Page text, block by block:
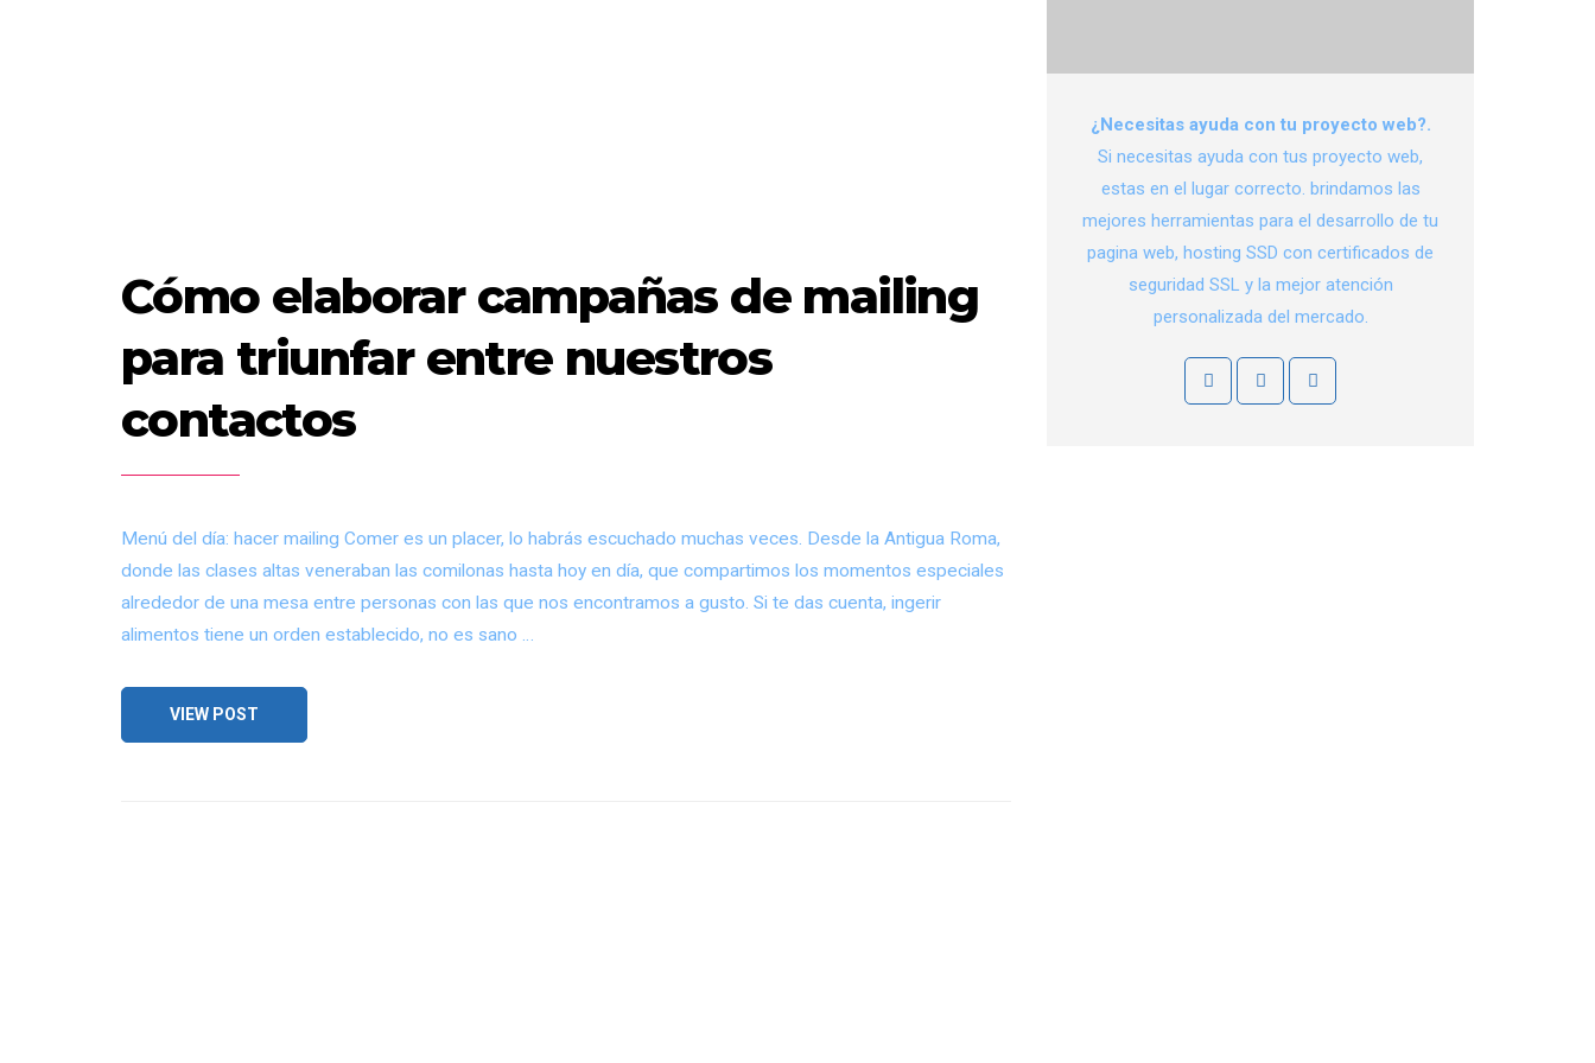
Cómo elaborar campañas de mailing
para triunfar entre nuestros
contactos
Menú del día: hacer mailing Comer es un placer, lo habrás escuchado muchas veces. Desde la Antigua Roma,
donde las clases altas veneraban las comilonas hasta hoy en día, que compartimos los momentos especiales
alrededor de una mesa entre personas con las que nos encontramos a gusto. Si te das cuenta, ingerir
alimentos tiene un orden establecido, no es sano …
VIEW POST
¿Necesitas ayuda con tu proyecto web?.
Si necesitas ayuda con tus proyecto web,
estas en el lugar correcto. brindamos las
mejores herramientas para el desarrollo de tu
pagina web, hosting SSD con certificados de
seguridad SSL y la mejor atención
personalizada del mercado.